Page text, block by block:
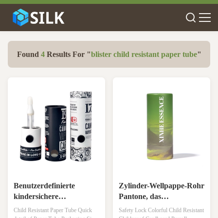
Found 4Results For "blister child resistant paper tube"
Benutzerdefinierte
kindersichere
Geräteverpackung
Child Resistant Paper Tube Quick
Zylinder-Wellpappe-Rohr
Pantone, das
kindersicheren Matte
Safety Lock Colorful Child Resistant